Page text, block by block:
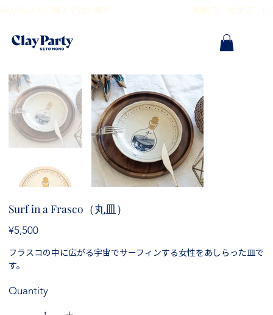
¥8,000以上ご購入で送料無料！                                        卸販売
Surf in a Frasco（丸皿）
Price
¥5,500
フラスコの中に広がる宇宙でサーフィンする女性をあしらった皿で
す。
Quantity